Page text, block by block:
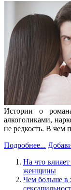
Истории о
алкоголиками,
не редкость. В чем
Подробнее...
На что
женщины
Чем больше в